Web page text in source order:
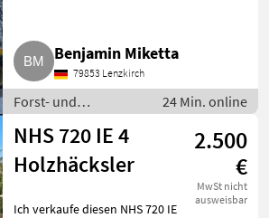
abzugeben, große Seilwinde.
Forst- und Holztechnik
Forstanhänger / Rüc
Benjamin Miketta
79853 Lenzkirch
Forst- und
Holztechnik /
Forstanhänger /
Rückewägen
24 Min. online
NHS 720 IE 4
Holzhäcksler
2.500
€
MwSt nicht
ausweisbar
Ich verkaufe diesen NHS 720 IE